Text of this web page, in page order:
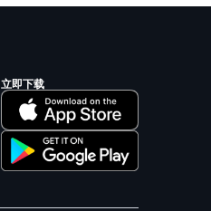
立即下载